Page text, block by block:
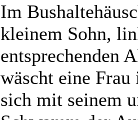
Im
kleinem Sohn,
entsprechenden
wäscht eine
sich mit seinem